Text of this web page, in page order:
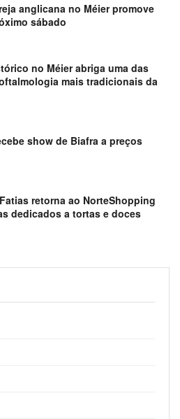
anglicana no Méier promove
sábado
no Méier abriga uma das
mais tradicionais da
show de Biafra a preços
retorna ao NorteShopping
dedicados a tortas e doces